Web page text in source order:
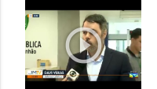
play_circle_outline